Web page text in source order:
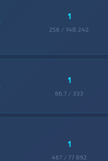
1
256 / 148 242
1
66,7 / 333
1
467 / 77 892